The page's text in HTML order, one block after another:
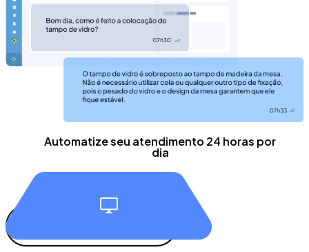
Automatize seu atendimento 24 horas por
dia